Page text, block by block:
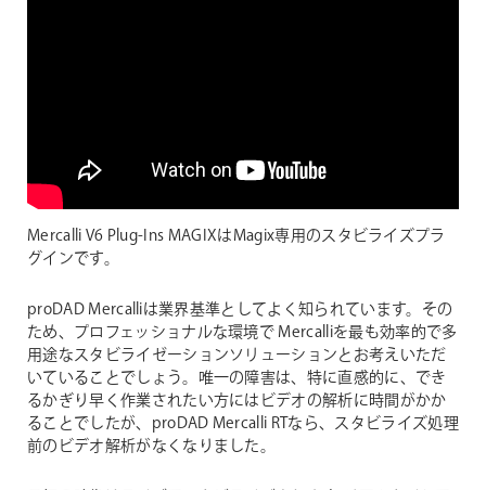
Mercalli V6 Plug-Ins MAGIXはMagix専用のスタビライズプラ
グインです。
proDAD Mercalliは業界基準としてよく知られています。その
ため、プロフェッショナルな環境で Mercalliを最も効率的で多
用途なスタビライゼーションソリューションとお考えいただ
いていることでしょう。唯一の障害は、特に直感的に、でき
るかぎり早く作業されたい方にはビデオの解析に時間がかか
ることでしたが、proDAD Mercalli RTなら、スタビライズ処理
前のビデオ解析がなくなりました。